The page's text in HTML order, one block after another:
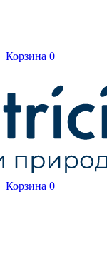
Корзина 0
Корзина 0